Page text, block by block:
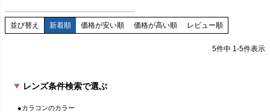
並び替え 新着順 価格が安い順 価格が高い順 レビュー順
5件中 1 -5件表示
レンズ条件検索で選ぶ
●カラコンのカラー